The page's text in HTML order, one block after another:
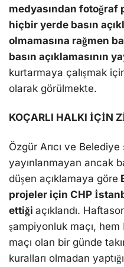
medyasından fotoğraf
hiçbir yerde basın
olmamasına rağmen
basın açıklamasının
kurtarmaya çalışmak
olarak görülmekte.
KOÇARLI HALKI İÇİN
Özgür Arıcı ve
yayınlanmayan ancak
düşen açıklamaya göre
projeler için CHP
ettiği açıklandı.
şampiyonluk maçı,
maçı olan bir günde
kuralları olmadan